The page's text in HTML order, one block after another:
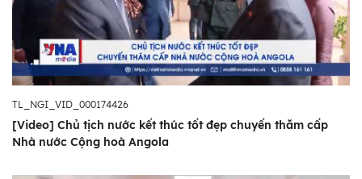
TL_NGI_VID_000174426
[Video] Chủ tịch nước kết thúc tốt đẹp chuyến thăm cấp
Nhà nước Cộng hoà Angola